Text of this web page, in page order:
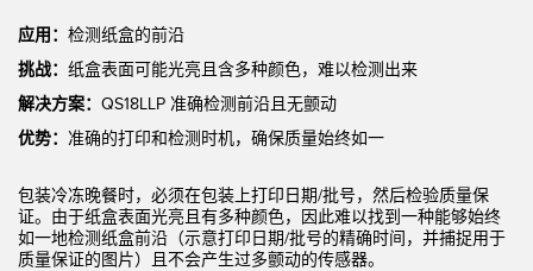
光纤放大器
光纤
槽形和标签传感器
色标、颜色和荧光传感器
拾取指示灯传感器
远程监控
预测性维护与状态监控
预测性维护与状态监控
相关链接
应用： 检测纸盒的前沿
挑战： 纸盒表面可能光亮且含多种颜色，难以检测出来
解决方案： QS18LLP 准确检测前沿且无颤动
优势： 准确的打印和检测时机，确保质量始终如一
包装冷冻晚餐时，必须在包装上打印日期/批号，然后检验质量保
证。由于纸盒表面光亮且有多种颜色，因此难以找到一种能够始终
如一地检测纸盒前沿（示意打印日期/批号的精确时间，并捕捉用于
质量保证的图片）且不会产生过多颤动的传感器。